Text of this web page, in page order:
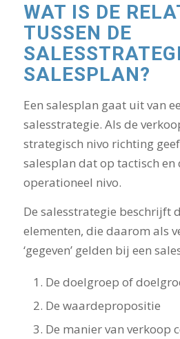
WAT IS DE
TUSSEN DE
SALESPLAN?
Een salesplan gaat uit van
salesstrategie. Als de
strategisch nivo richting
salesplan dat op tactisch en
operationeel nivo.
De salesstrategie beschrijft
elementen, die daarom als
‘gegeven’ gelden bij een
De doelgroep of
De waardepropositie
De manier van verkoop